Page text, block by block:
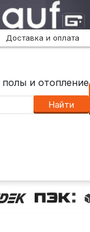
Доставка и оплата
и отопление
Найти